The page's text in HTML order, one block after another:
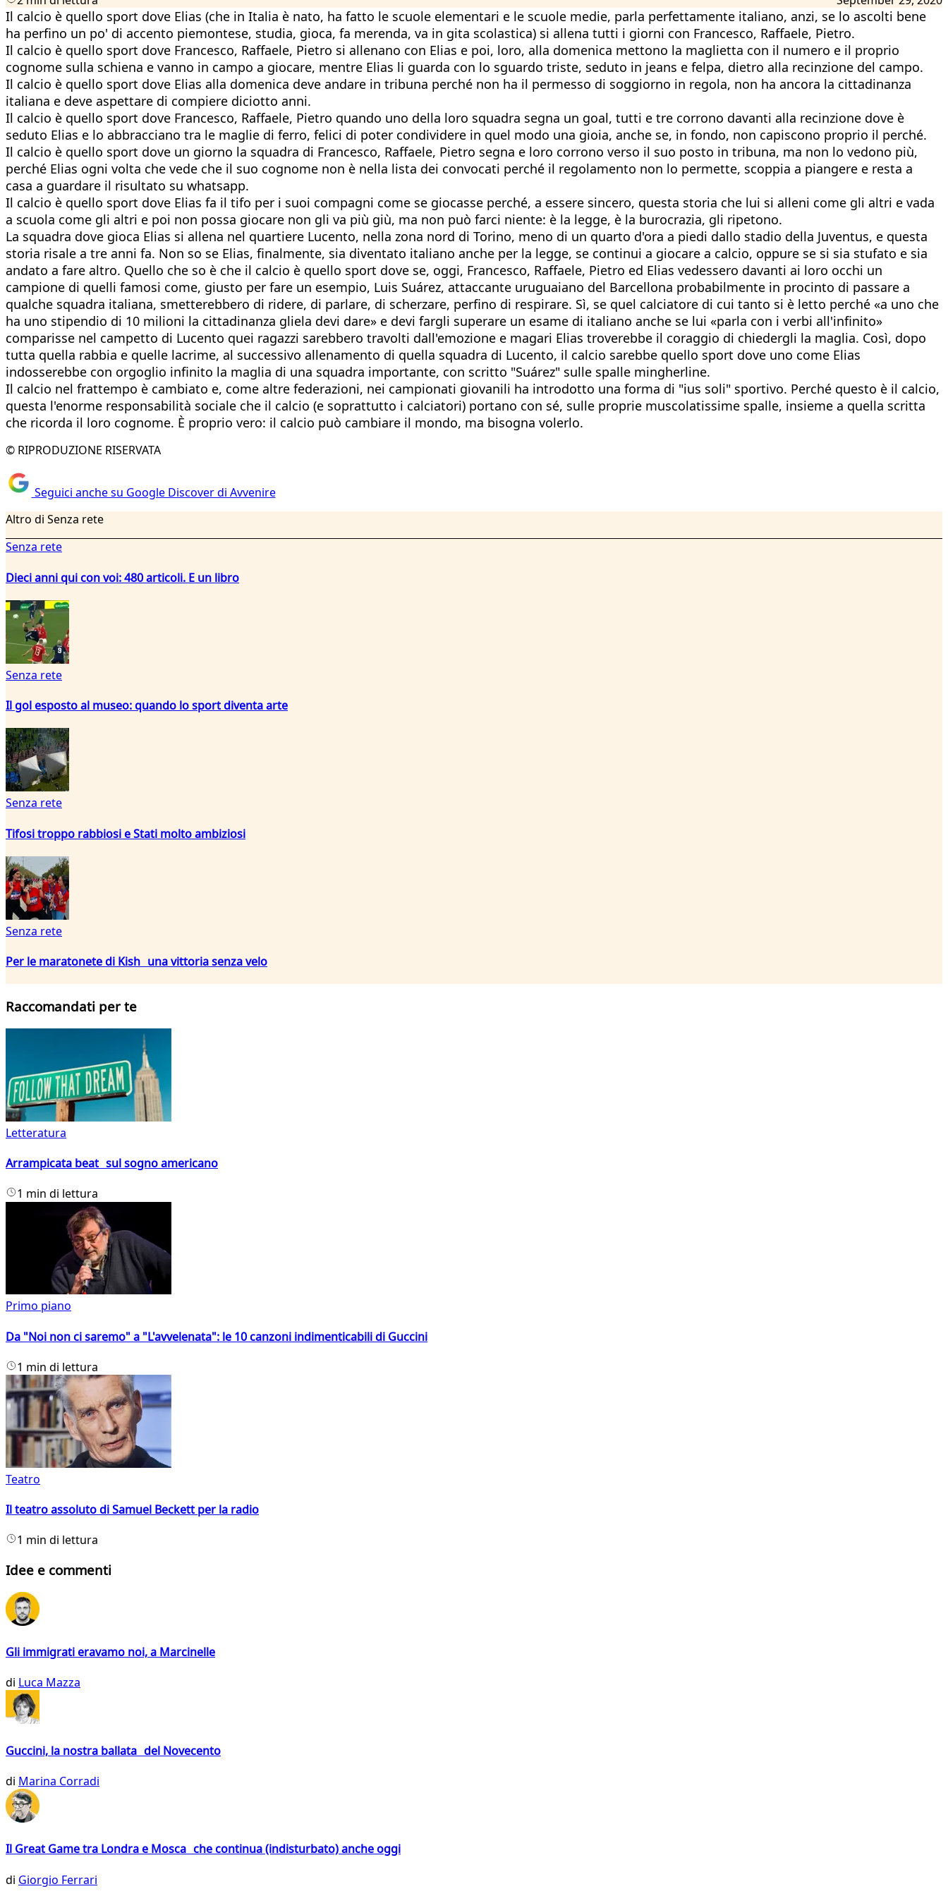
Il calcio è quello sport dove Elias (che in Italia è nato, ha fatto le scuole elementari e le scuole medie, parla perfettamente italiano, anzi, se lo ascolti bene
ha perfino un po' di accento piemontese, studia, gioca, fa merenda, va in gita scolastica) si allena tutti i giorni con Francesco, Raffaele, Pietro.
Il calcio è quello sport dove Francesco, Raffaele, Pietro si allenano con Elias e poi, loro, alla domenica mettono la maglietta con il numero e il proprio
cognome sulla schiena e vanno in campo a giocare, mentre Elias li guarda con lo sguardo triste, seduto in jeans e felpa, dietro alla recinzione del campo.
Il calcio è quello sport dove Elias alla domenica deve andare in tribuna perché non ha il permesso di soggiorno in regola, non ha ancora la cittadinanza
italiana e deve aspettare di compiere diciotto anni.
Il calcio è quello sport dove Francesco, Raffaele, Pietro quando uno della loro squadra segna un goal, tutti e tre corrono davanti alla recinzione dove è
seduto Elias e lo abbracciano tra le maglie di ferro, felici di poter condividere in quel modo una gioia, anche se, in fondo, non capiscono proprio il perché.
Il calcio è quello sport dove un giorno la squadra di Francesco, Raffaele, Pietro segna e loro corrono verso il suo posto in tribuna, ma non lo vedono più,
perché Elias ogni volta che vede che il suo cognome non è nella lista dei convocati perché il regolamento non lo permette, scoppia a piangere e resta a
casa a guardare il risultato su whatsapp.
Il calcio è quello sport dove Elias fa il tifo per i suoi compagni come se giocasse perché, a essere sincero, questa storia che lui si alleni come gli altri e vada
a scuola come gli altri e poi non possa giocare non gli va più giù, ma non può farci niente: è la legge, è la burocrazia, gli ripetono.
La squadra dove gioca Elias si allena nel quartiere Lucento, nella zona nord di Torino, meno di un quarto d'ora a piedi dallo stadio della Juventus, e questa
storia risale a tre anni fa. Non so se Elias, finalmente, sia diventato italiano anche per la legge, se continui a giocare a calcio, oppure se si sia stufato e sia
andato a fare altro. Quello che so è che il calcio è quello sport dove se, oggi, Francesco, Raffaele, Pietro ed Elias vedessero davanti ai loro occhi un
campione di quelli famosi come, giusto per fare un esempio, Luis Suárez, attaccante uruguaiano del Barcellona probabilmente in procinto di passare a
qualche squadra italiana, smetterebbero di ridere, di parlare, di scherzare, perfino di respirare. Sì, se quel calciatore di cui tanto si è letto perché «a uno che
ha uno stipendio di 10 milioni la cittadinanza gliela devi dare» e devi fargli superare un esame di italiano anche se lui «parla con i verbi all'infinito»
comparisse nel campetto di Lucento quei ragazzi sarebbero travolti dall'emozione e magari Elias troverebbe il coraggio di chiedergli la maglia. Così, dopo
tutta quella rabbia e quelle lacrime, al successivo allenamento di quella squadra di Lucento, il calcio sarebbe quello sport dove uno come Elias
indosserebbe con orgoglio infinito la maglia di una squadra importante, con scritto "Suárez" sulle spalle mingherline.
Il calcio nel frattempo è cambiato e, come altre federazioni, nei campionati giovanili ha introdotto una forma di "ius soli" sportivo. Perché questo è il calcio,
questa l'enorme responsabilità sociale che il calcio (e soprattutto i calciatori) portano con sé, sulle proprie muscolatissime spalle, insieme a quella scritta
che ricorda il loro cognome. È proprio vero: il calcio può cambiare il mondo, ma bisogna volerlo.
© RIPRODUZIONE RISERVATA
Seguici anche su Google Discover di Avvenire
Altro di Senza rete
Senza rete
Dieci anni qui con voi: 480 articoli. E un libro
Senza rete
Il gol esposto al museo: quando lo sport diventa arte
Senza rete
Tifosi troppo rabbiosi e Stati molto ambiziosi
Senza rete
Per le maratonete di Kish una vittoria senza velo
Raccomandati per te
Letteratura
Arrampicata beat sul sogno americano
1 min di lettura
Primo piano
Da "Noi non ci saremo" a "L'avvelenata": le 10 canzoni indimenticabili di Guccini
1 min di lettura
Teatro
Il teatro assoluto di Samuel Beckett per la radio
1 min di lettura
Idee e commenti
Gli immigrati eravamo noi, a Marcinelle
di Luca Mazza
Guccini, la nostra ballata del Novecento
di Marina Corradi
Il Great Game tra Londra e Mosca che continua (indisturbato) anche oggi
di Giorgio Ferrari